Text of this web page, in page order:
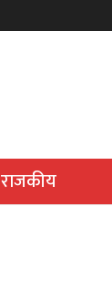
राजकीय